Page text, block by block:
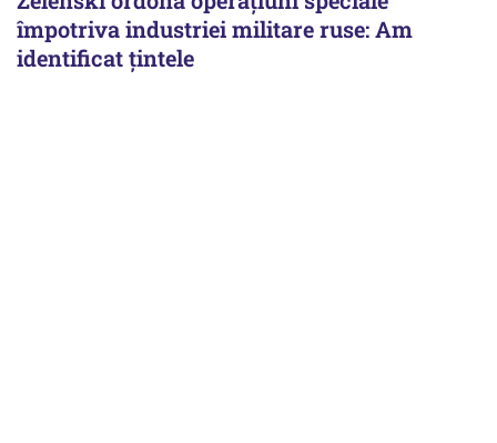
împotriva industriei militare ruse: Am
identificat țintele